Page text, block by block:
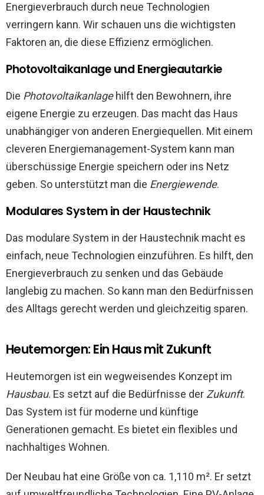
Energieverbrauch durch neue Technologien
verringern kann. Wir schauen uns die wichtigsten
Faktoren an, die diese Effizienz ermöglichen.
Photovoltaikanlage und Energieautarkie
Die Photovoltaikanlagehilft den Bewohnern, ihre
eigene Energie zu erzeugen. Das macht das Haus
unabhängiger von anderen Energiequellen. Mit einem
cleveren Energiemanagement-System kann man
überschüssige Energie speichern oder ins Netz
geben. So unterstützt man die Energiewende.
Modulares System in der Haustechnik
Das modulare System in der Haustechnik macht es
einfach, neue Technologien einzuführen. Es hilft, den
Energieverbrauch zu senken und das Gebäude
langlebig zu machen. So kann man den Bedürfnissen
des Alltags gerecht werden und gleichzeitig sparen.
Heutemorgen: Ein Haus mit Zukunft
Heutemorgen ist ein wegweisendes Konzept im
Hausbau. Es setzt auf die Bedürfnisse der Zukunft.
Das System ist für moderne und künftige
Generationen gemacht. Es bietet ein flexibles und
nachhaltiges Wohnen.
Der Neubau hat eine Größe von ca. 1,110 m². Er setzt